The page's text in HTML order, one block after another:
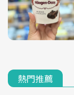
熱門推薦